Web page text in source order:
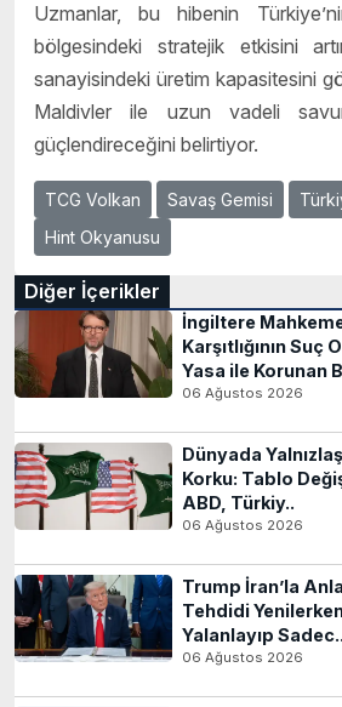
Uzmanlar, bu hibenin
bölgesindeki stratejik etkisini
sanayisindeki üretim kapasitesini
Maldivler ile uzun vadeli
güçlendireceğini belirtiyor.
TCG Volkan Savaş Gemisi
Hint Okyanusu
Diğer İçerikler
İngiltere
Karşıtlığının Suç
Yasa ile Korunan
06 Ağustos 2026
Dünyada
Korku: Tablo
ABD, Türkiy..
06 Ağustos 2026
Trump İran’la
Tehdidi
Yalanlayıp Sadec..
06 Ağustos 2026